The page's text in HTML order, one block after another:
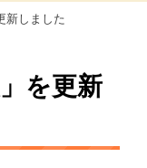
新しました
を更新